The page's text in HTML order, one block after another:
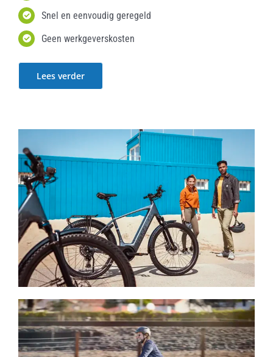
Snel en eenvoudig geregeld
Geen werkgeverskosten
Lees verder